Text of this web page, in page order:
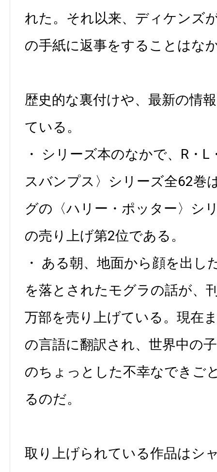
れた。それ以来、ディケンズ
の手紙に返事をすることはな
歴史的な裏付けや、最新の情
ている。
・ シリーズ本のなかで、R・
スバンプス〉シリーズ全62巻
グの〈ハリー・ポッター〉シ
の売り上げ第2位である。
・ ある朝、地面から顔を出し
を落とされたモグラの話が、
万部を売り上げている。現在
の言語に翻訳され、世界中の
のちょっとした不幸なできご
るのだ。
取り上げられている作品はシ